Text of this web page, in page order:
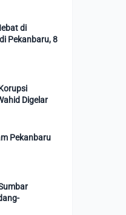
di
Pekanbaru, 8
Digelar
Pekanbaru